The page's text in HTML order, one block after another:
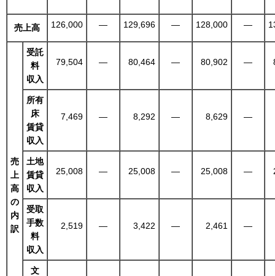
売上高 126,000 ― 129,696 ― 128,000 ―
売
上
高
の
内
訳
受託
料
収入
79,504 ― 80,464 ― 80,902 ―
所有
床
賃貸
収入
7,469 ― 8,292 ― 8,629 ―
土地
賃貸
収入
25,008 ― 25,008 ― 25,008 ―
受取
手数
料
収入
2,519 ― 3,422 ― 2,461 ―
文